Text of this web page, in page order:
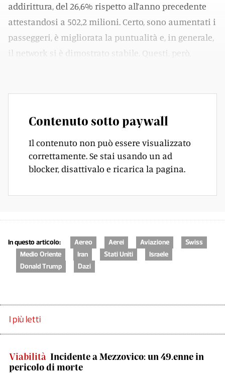
addirittura, del 26,6% rispetto all’anno precedente
attestandosi a 502,2 milioni. Certo, sono aumentati i
passeggeri, è migliorata la puntualità e, in generale,
il network si è dimostrato stabile. Questi, però,
Contenuto sotto paywall
Il contenuto non può essere visualizzato
correttamente. Se stai usando un ad
blocker, disattivalo e ricarica la pagina.
In questo articolo: Aereo Aerei Aviazione
Swiss
Medio Oriente
Iran Stati Uniti
Israele
Donald Trump
Dazi
I più letti
Viabilità Incidente a Mezzovico: un 49.enne in
pericolo di morte